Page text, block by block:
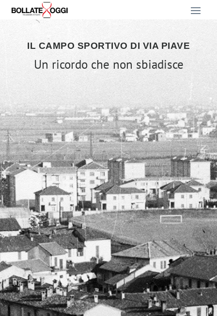
IL CAMPO SPORTIVO DI VIA PIAVE
Un ricordo che non sbiadisce